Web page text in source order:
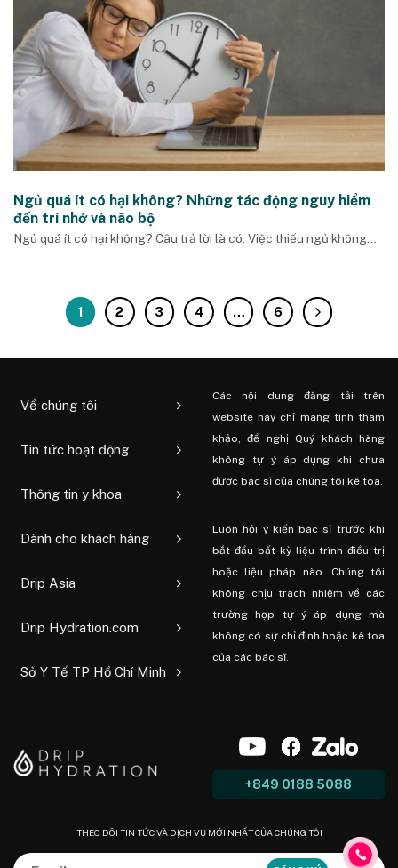
Ngủ quá ít có hại không? Những tác động nguy hiểm
đến trí nhớ và não bộ
Ngủ quá ít có hại không? Câu trả lời là có. Việc thiếu ngủ không...
1 2 3 4 … 6
Về chúng tôi
Tin tức hoạt động
Thông tin y khoa
Dành cho khách hàng
Drip Asia
Drip Hydration.com
Sở Y Tế TP Hồ Chí Minh
Các nội dung đăng tải trên
website này chỉ mang tính tham
khảo, đề nghị Quý khách hàng
không tự ý áp dụng khi chưa
được bác sĩ của chúng tôi kê toa.
Luôn hỏi ý kiến ​​bác sĩ trước khi
bắt đầu bất kỳ liệu trình điều trị
hoặc liệu pháp nào. Chúng tôi
không chịu trách nhiệm về các
trường hợp tự ý áp dụng mà
không có sự chỉ định hoặc kê toa
của các bác sĩ.
+849 0188 5088
THEO DÕI TIN TỨC VÀ DỊCH VỤ MỚI NHẤT CỦA CHÚNG TÔI